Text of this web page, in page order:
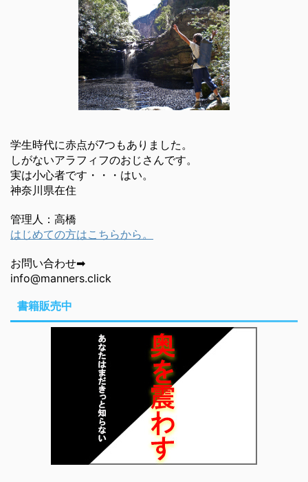
学生時代に赤点が7つもありました。
しがないアラフィフのおじさんです。
実は小心者です・・・はい。
神奈川県在住
管理人：高橋
はじめての方はこちらから。
お問い合わせ➡
info@manners.click
書籍販売中